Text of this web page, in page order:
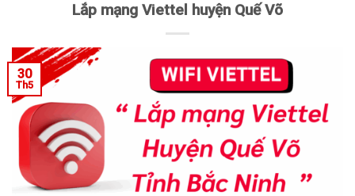
Lắp mạng Viettel huyện Quế Võ
30
Th5